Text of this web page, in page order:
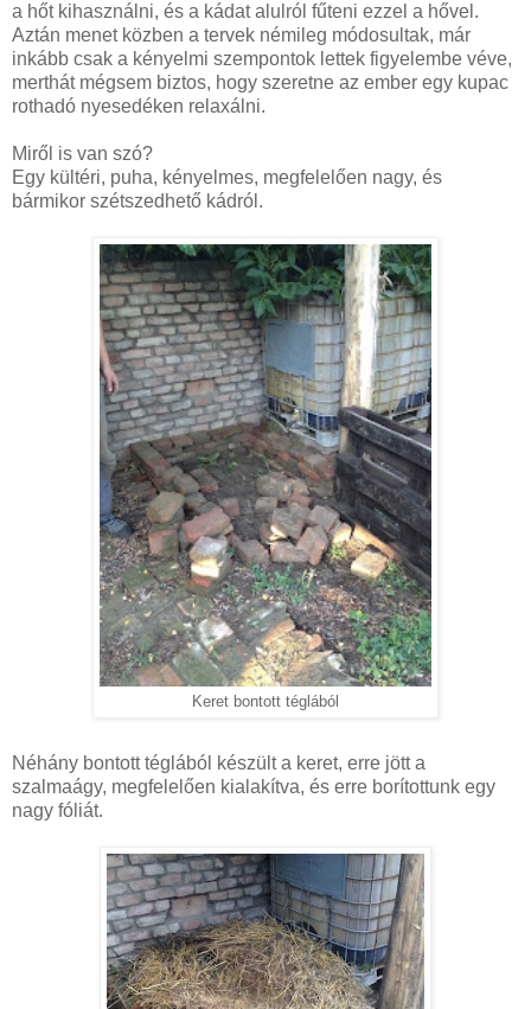
a hőt kihasználni, és a kádat alulról fűteni ezzel a hővel.
Aztán menet közben a tervek némileg módosultak, már
inkább csak a kényelmi szempontok lettek figyelembe véve,
merthát mégsem biztos, hogy szeretne az ember egy kupac
rothadó nyesedéken relaxálni.
Miről is van szó?
Egy kültéri, puha, kényelmes, megfelelően nagy, és
bármikor szétszedhető kádról.
Keret bontott téglából
Néhány bontott téglából készült a keret, erre jött a
szalmaágy, megfelelően kialakítva, és erre borítottunk egy
nagy fóliát.